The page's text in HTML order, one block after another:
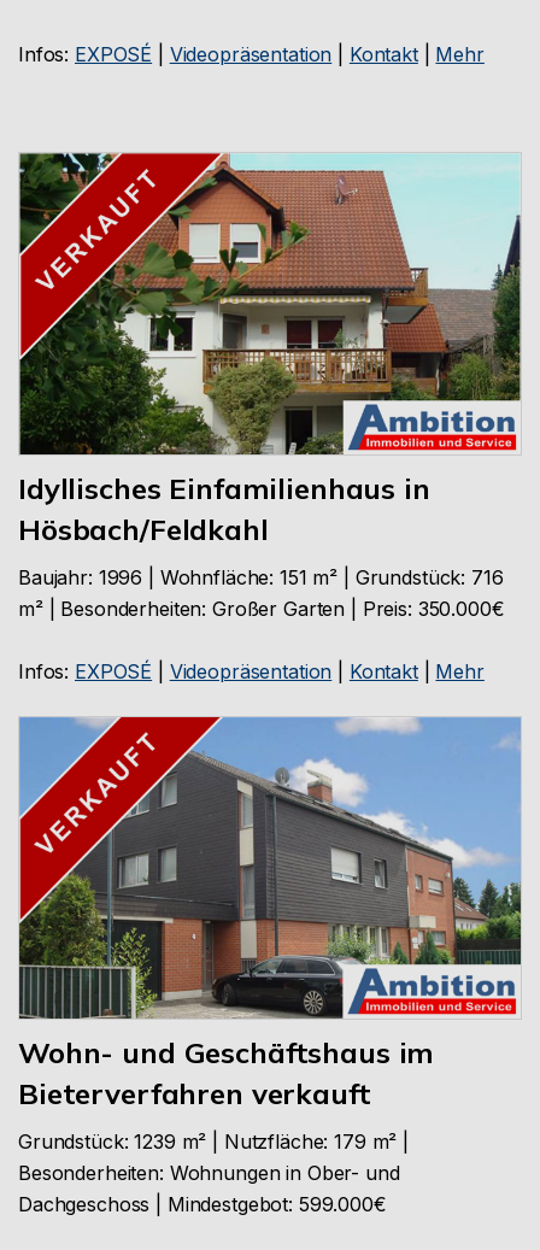
Infos: EXPOSÉ Videopräsentation Kontakt| Mehr
Idyllisches Einfamilienhaus in
Hösbach/Feldkahl
Baujahr: 1996 | Wohnfläche: 151 m² | Grundstück: 716
m² | Besonderheiten: Großer Garten | Preis: 350.000€
Infos: EXPOSÉ Videopräsentation Kontakt| Mehr
Wohn- und Geschäftshaus im
Bieterverfahren verkauft
Grundstück: 1239 m² | Nutzfläche: 179 m² |
Besonderheiten: Wohnungen in Ober- und
Dachgeschoss | Mindestgebot: 599.000€